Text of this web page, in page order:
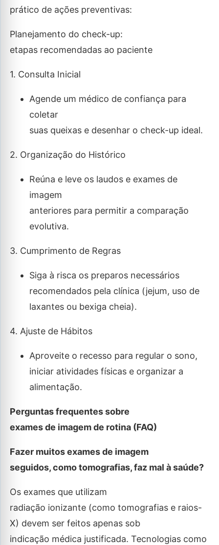
prático de ações preventivas:
Planejamento do check-up:
etapas recomendadas ao paciente
1. Consulta Inicial
Agende um médico de confiança para
coletar
suas queixas e desenhar o check-up ideal.
2. Organização do Histórico
Reúna e leve os laudos e exames de
imagem
anteriores para permitir a comparação
evolutiva.
3. Cumprimento de Regras
Siga à risca os preparos necessários
recomendados pela clínica (jejum, uso de
laxantes ou bexiga cheia).
4. Ajuste de Hábitos
Aproveite o recesso para regular o sono,
iniciar atividades físicas e organizar a
alimentação.
Perguntas frequentes sobre
exames de imagem de rotina (FAQ)
Fazer muitos exames de imagem
seguidos, como tomografias, faz mal à saúde?
Os exames que utilizam
radiação ionizante (como tomografias e raios-
X) devem ser feitos apenas sob
indicação médica justificada. Tecnologias como